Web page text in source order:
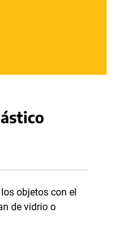
objetos con el
de vidrio o